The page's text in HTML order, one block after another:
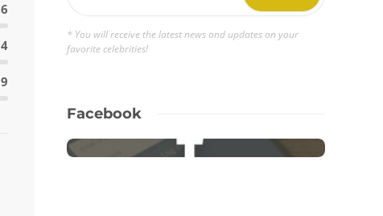
6
4
9
* You will receive the latest news and updates on your
favorite celebrities!
Facebook